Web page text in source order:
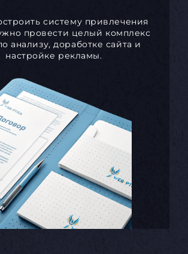
систему привлечения
провести целый комплекс
анализу, доработке сайта и
настройке рекламы.